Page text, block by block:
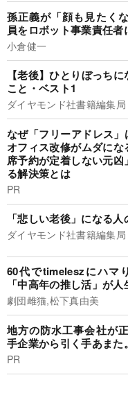
孫正義が「顔も見たく
員をロボット事業責任
小倉健一
【老後】ひとりぼっち
こと・ベスト1
ダイヤモンド社書籍編集局
なぜ「フリーアドレス
オフィス改修がムダに
席予約が定着しない元
る解決策とは
PR
「悲しい老後」になる
ダイヤモンド社書籍編集局
60代でtimeleszにハマ
「中高年の推し活」が
劇団雌猫,松下真由美
地方の防水工事会社が
手企業から引く手あまた
PR